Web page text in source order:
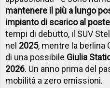
mantenere il più a lungo
impianto di scarico al
tempi di debutto, il SUV
nel 2025, mentre la berlina
di una possibile Giulia
2026. Un anno prima del
mobilità a zero emissioni.